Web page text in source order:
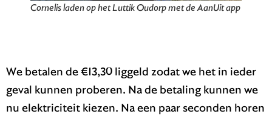
Cornelis laden op het Luttik Oudorp met de AanUit app
We betalen de €13,30 liggeld zodat we het in ieder
geval kunnen proberen. Na de betaling kunnen we
nu elektriciteit kiezen. Na een paar seconden horen